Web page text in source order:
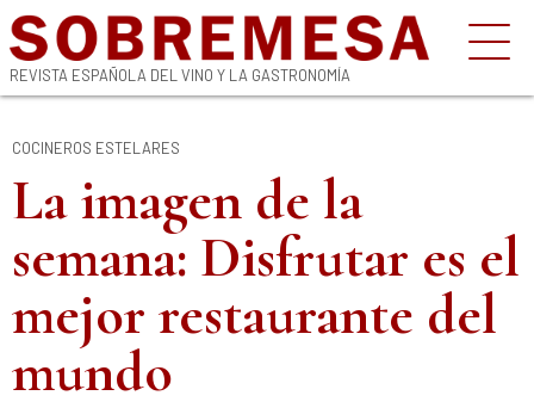
REVISTA ESPAÑOLA DEL VINO Y LA GASTRONOMÍA
COCINEROS ESTELARES
La imagen de la
semana: Disfrutar es el
mejor restaurante del
mundo